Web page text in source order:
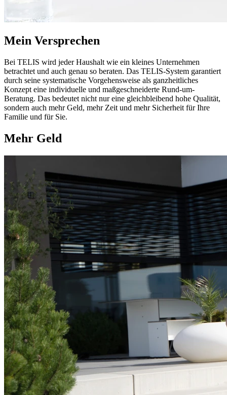
Mein Versprechen
Bei TELIS wird jeder Haushalt wie ein kleines Unternehmen
betrachtet und auch genau so beraten. Das TELIS-System garantiert
durch seine systematische Vorgehensweise als ganzheitliches
Konzept eine individuelle und maßgeschneiderte Rund-um-
Beratung. Das bedeutet nicht nur eine gleichbleibend hohe Qualität,
sondern auch mehr Geld, mehr Zeit und mehr Sicherheit für Ihre
Familie und für Sie.
Mehr Geld